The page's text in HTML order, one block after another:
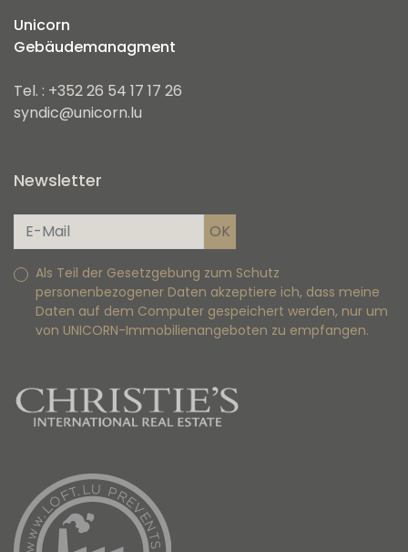
Unicorn
Gebäudemanagment
Tel. : +352 26 54 17 17 26
syndic@unicorn.lu
Newsletter
Als Teil der Gesetzgebung zum Schutz
personenbezogener Daten akzeptiere ich, dass meine
Daten auf dem Computer gespeichert werden, nur um
von UNICORN-Immobilienangeboten zu empfangen.